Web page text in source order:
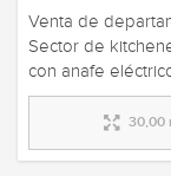
Venta de
Sector de
con anafe
30,00